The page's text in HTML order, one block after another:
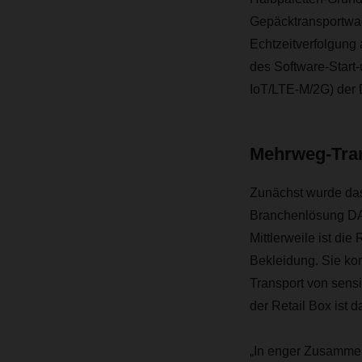
des Software-
IoT/LTE-M/2G)
Mehrweg-
Zunächst wurde
Branchenlösung
Mittlerweile ist die
Bekleidung. Sie
Transport von
der Retail Box ist
„In enger